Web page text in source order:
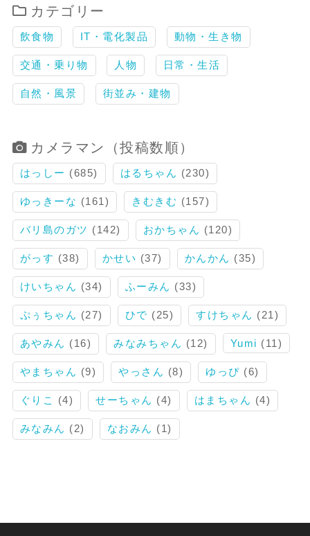
カテゴリー
飲食物 IT・電化製品 動物・生き物
交通・乗り物 人物 日常・生活
自然・風景 街並み・建物
カメラマン（投稿数順）
はっしー (685) はるちゃん (230)
ゆっきーな (161) きむきむ (157)
バリ島のガツ (142) おかちゃん (120)
がっす (38) かせい (37) かんかん (35)
けいちゃん (34) ふーみん (33)
ぷぅちゃん (27) ひで (25) すけちゃん (21)
あやみん (16) みなみちゃん (12) Yumi (11)
やまちゃん (9) やっさん (8) ゆっぴ (6)
ぐりこ (4) せーちゃん (4) はまちゃん (4)
みなみん (2) なおみん (1)